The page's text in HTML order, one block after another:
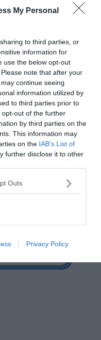
My Personal
to third parties, or
information for
use the below opt-out
note that after your
continue seeing
information utilized by
to third parties prior to
out of the further
by third parties on the
This information may
on the IAB’s List of
further disclose it to other
Outs
Privacy Policy
a Real Madrid is
legjobban kereső
összeszólalkozott a
megütött. Ezek után nem
A klub elnöke pont
a sztár allűröket:
vállalniuk, mint korában.
kell dolgozniuk… Nem
ez nem tetszik neki,
tűrjük meg a sztár
tapasztalható
a katari vezetők nem
ajánlat érékezik akkor
meg sztár játékosaitól.